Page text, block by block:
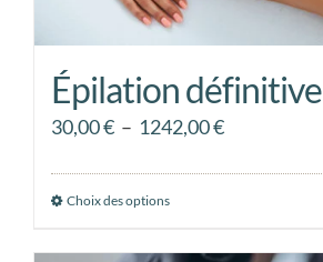
Épilation définitive
30,00€ – 1242,00€Plage
prix :
Choix des optionsCe